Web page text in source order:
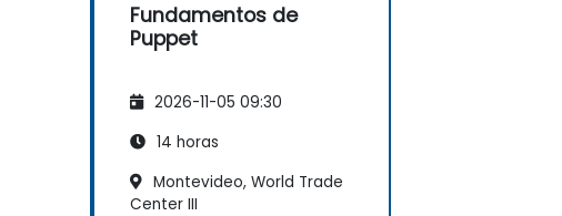
Fundamentos de
Puppet
2026-11-05 09:30
14 horas
Montevideo, World Trade
Center III